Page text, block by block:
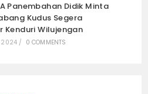
Panembahan Didik Minta
Kudus Segera
Kenduri Wilujengan
2024 / 0 COMMENTS